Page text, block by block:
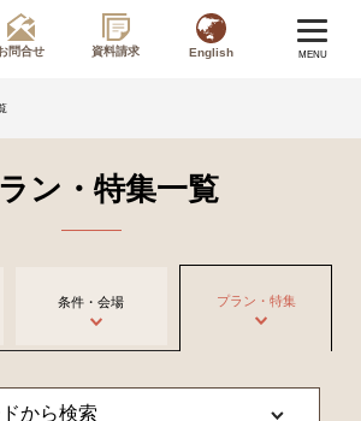
問合せ 資料請求 English MENU
ン・特集一覧
条件・会場 プラン・特集